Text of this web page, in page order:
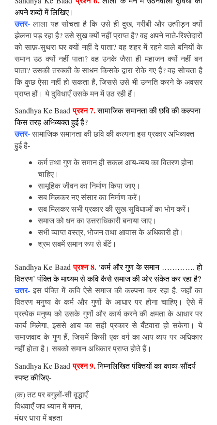
अपने शब्दों में लिखिए।
उत्तर- लाला यह सोचता है कि उसे ही दुख, गरीबी और उत्पीड़न क्यों
झेलना पड़ रहा है? उसे सुख क्यों नहीं प्राप्त है? वह अपने नाते-रिश्तेदारों
को साफ़-सुथरा घर क्यों नहीं दे पाता? वह शहर में रहने वाले बनियों के
समान उठ क्यों नहीं पाता? वह उनके जैसा ही महाजन क्यों नहीं बन
पाता? उसकी तरक्की के साधन किसके द्वारा रोके गए हैं? वह सोचता है
कि कुछ ऐसा नहीं हो सकता है, जिससे उसे भी उन्नति करने के अवसर
प्राप्त हों। ये दुविधाएँ उसके मन में उठ रही हैं।
Sandhya Ke Baad प्रश्न 7.सामाजिक समानता की छवि की कल्पना
किस तरह अभिव्यक्त हुई है?
उत्तर-सामाजिक समानता की छवि की कल्पना इस प्रकार अभिव्यक्त
हुई है-
कर्म तथा गुण के समान ही सकल आय-व्यय का वितरण होना
चाहिए।
सामूहिक जीवन का निर्माण किया जाए।
सब मिलकर नए संसार का निर्माण करें।
सब मिलकर सभी प्रकार की सुख-सुविधाओं का भोग करें।
समाज को धन का उत्तराधिकारी बनाया जाए।
सभी व्याप्त वस्त्र, भोजन तथा आवास के अधिकारी हों।
श्रम सबमें समान रूप से बँटें।
Sandhya Ke Baadप्रश्न 8. ‘कर्म और गुण के समान …………. हो
वितरण’ पंक्ति के माध्यम से कवि कैसे समाज की ओर संकेत कर रहा है?
उत्तर- इस पंक्ति में कवि ऐसे समाज की कल्पना कर रहा है, जहाँ का
वितरण मनुष्य के कर्म और गुणों के आधार पर होना चाहिए। ऐसे में
प्रत्येक मनुष्य को उसके गुणों और कार्य करने की क्षमता के आधार पर
कार्य मिलेगा, इससे आय का सही प्रकार से बँटवारा हो सकेगा। ये
समाजवाद के गुण हैं, जिसमें किसी एक वर्ग का आय-व्यय पर अधिकार
नहीं होता है। सबको समान अधिकार प्राप्त होते हैं।
Sandhya Ke Baad प्रश्न 9.निम्नलिखित पंक्तियों का काव्य-सौंदर्य
स्पष्ट कीजिए-
(क) तट पर बगुलों-सी वृद्धाएँ
विधवाएँ जप ध्यान में मगन,
मंथर धारा में बहता